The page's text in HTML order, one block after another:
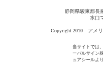
静岡県駿東郡長
水口
Copyright 2010 アメ
当サイトでは
ーバルサイン
ュアシールよ